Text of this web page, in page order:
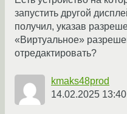
запустить другой
получил, указав
«Виртуальное»
отредактировать?
kmaks48prod
14.02.2025